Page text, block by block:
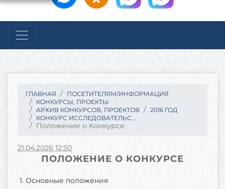
ГЛАВНАЯ
ПОСЕТИТЕЛЯМ/ИНФОРМАЦИЯ
КОНКУРСЫ, ПРОЕКТЫ
АРХИВ КОНКУРСОВ, ПРОЕКТОВ
2016 ГОД
КОНКУРС ИССЛЕДОВАТЕЛЬС...
Положение о Конкурсе
21.04.2026 12:50
ПОЛОЖЕНИЕ О КОНКУРСЕ
1. Основные положения